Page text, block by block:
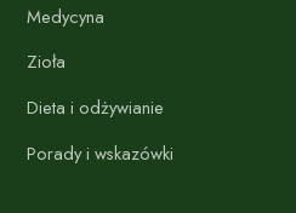
Medycyna
Zioła
Dieta i odżywianie
Porady i wskazówki